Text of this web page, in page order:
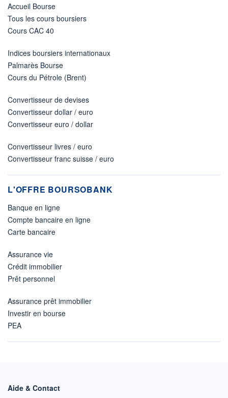
Accueil Bourse
Tous les cours boursiers
Cours CAC 40
Indices boursiers internationaux
Palmarès Bourse
Cours du Pétrole (Brent)
Convertisseur de devises
Convertisseur dollar / euro
Convertisseur euro / dollar
Convertisseur livres / euro
Convertisseur franc suisse / euro
L'OFFRE BOURSOBANK
Banque en ligne
Compte bancaire en ligne
Carte bancaire
Assurance vie
Crédit immobilier
Prêt personnel
Assurance prêt immobilier
Investir en bourse
PEA
Aide & Contact